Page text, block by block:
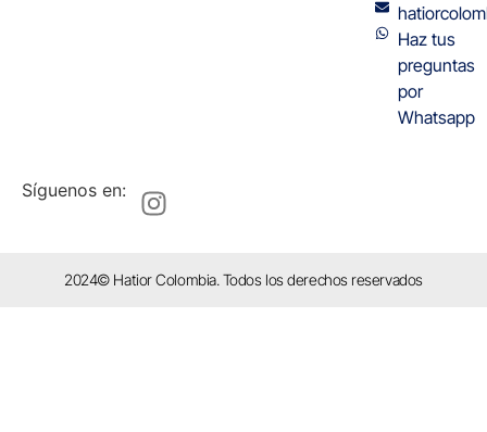
Haz tus
preguntas
por
Whatsapp
Síguenos en:
2024© Hatior Colombia. Todos los derechos reservados